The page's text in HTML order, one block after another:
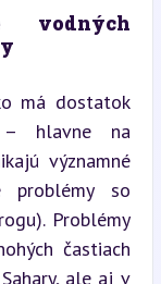
vodných
má dostatok
– hlavne na
významné
problémy so
Problémy
častiach
ale aj v